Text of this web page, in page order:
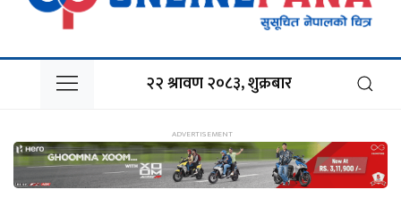
२२ श्रावण २०८३, शुक्रबार